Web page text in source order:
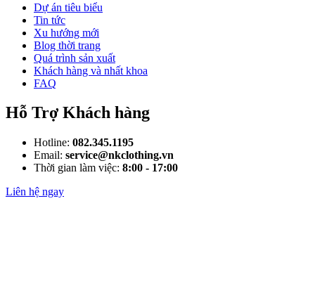
Dự án tiêu biểu
Tin tức
Xu hướng mới
Blog thời trang
Quá trình sản xuất
Khách hàng và nhất khoa
FAQ
Hỗ Trợ Khách hàng
Hotline: 082.345.1195
Email: service@nkclothing.vn
Thời gian làm việc: 8:00 - 17:00
Liên hệ ngay